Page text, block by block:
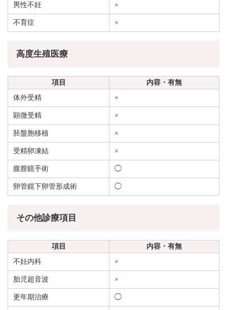
男性不妊 ×
不育症 ×
高度生殖医療
項目
内容・有無
体外受精
×
顕微受精 ×
胚盤胞移植 ×
受精卵凍結 ×
腹膣鏡手術 ◯
卵管鏡下卵管形成術 ◯
その他診療項目
項目
内容・有無
不妊内科
×
胎児超音波 ×
更年期治療 ◯